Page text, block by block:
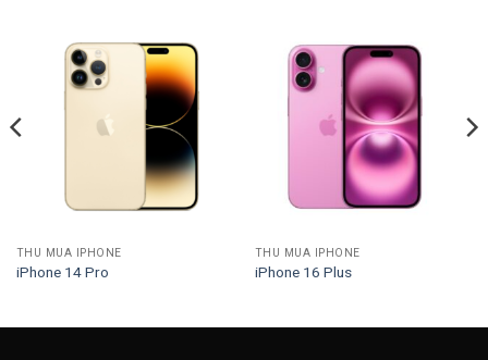
THU MUA IPHONE
iPhone 14 Pro
THU MUA IPHONE
iPhone 16 Plus